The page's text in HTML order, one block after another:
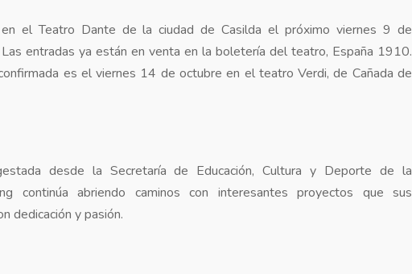
el Teatro Dante de la ciudad de Casilda el próximo viernes 9 de
entradas ya están en venta en la boletería del teatro, España 1910.
es el viernes 14 de octubre en el teatro Verdi, de Cañada de
desde la Secretaría de Educación, Cultura y Deporte de la
continúa abriendo caminos con interesantes proyectos que sus
dedicación y pasión.